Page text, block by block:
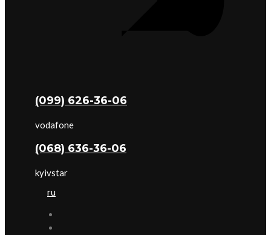
(099) 626-36-06
vodafone
(068) 636-36-06
kyivstar
ru